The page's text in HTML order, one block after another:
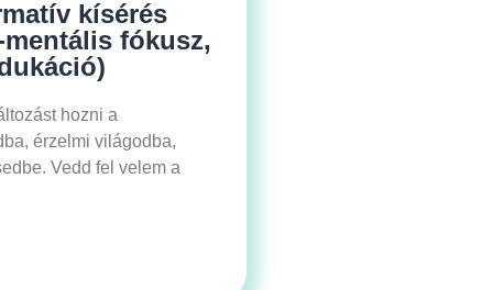
kísérés
fókusz,
hozni a
érzelmi világodba,
Vedd fel velem a